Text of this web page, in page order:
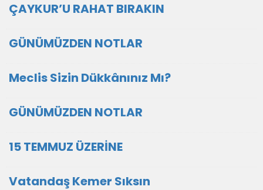
ÇAYKUR’U RAHAT BIRAKIN
GÜNÜMÜZDEN NOTLAR
Meclis Sizin Dükkânınız Mı?
GÜNÜMÜZDEN NOTLAR
15 TEMMUZ ÜZERİNE
Vatandaş Kemer Sıksın